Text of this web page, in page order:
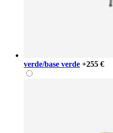
verde/base verde +255 €